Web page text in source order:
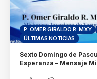
P. OMER GIRALDO R. MXY
ÚLTIMAS NOTICIAS
Sexto Domingo de
Esperanza – Mensaje